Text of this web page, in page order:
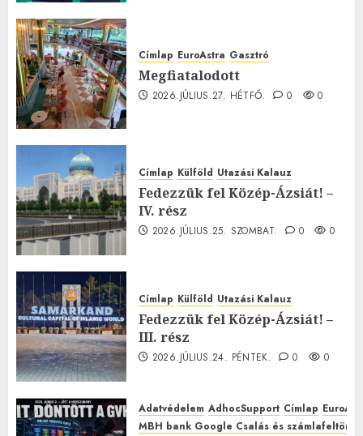
Címlap EuroAstra Gasztró
Megfiatalodott
2026.JÚLIUS.27. HÉTFŐ. 0 0
Címlap Külföld Utazási Kalauz
Fedezzük fel Közép-Ázsiát! –
IV. rész
2026.JÚLIUS.25. SZOMBAT. 0 0
Címlap Külföld Utazási Kalauz
Fedezzük fel Közép-Ázsiát! –
III. rész
2026.JÚLIUS.24. PÉNTEK. 0 0
Adatvédelem AdhocSupport Címlap
MBH bank Google Csalás és